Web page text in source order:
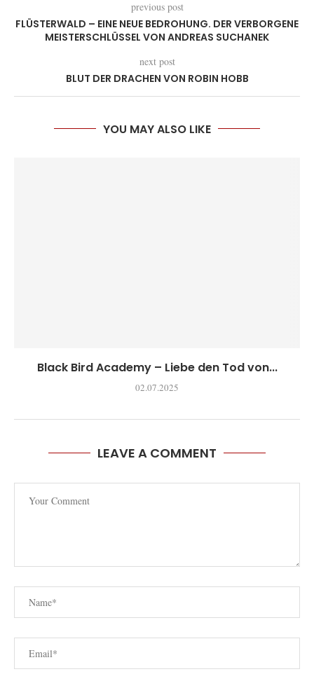
previous post
FLÜSTERWALD – EINE NEUE BEDROHUNG. DER VERBORGENE
MEISTERSCHLÜSSEL VON ANDREAS SUCHANEK
next post
BLUT DER DRACHEN VON ROBIN HOBB
YOU MAY ALSO LIKE
Black Bird Academy – Liebe den Tod von...
02.07.2025
LEAVE A COMMENT